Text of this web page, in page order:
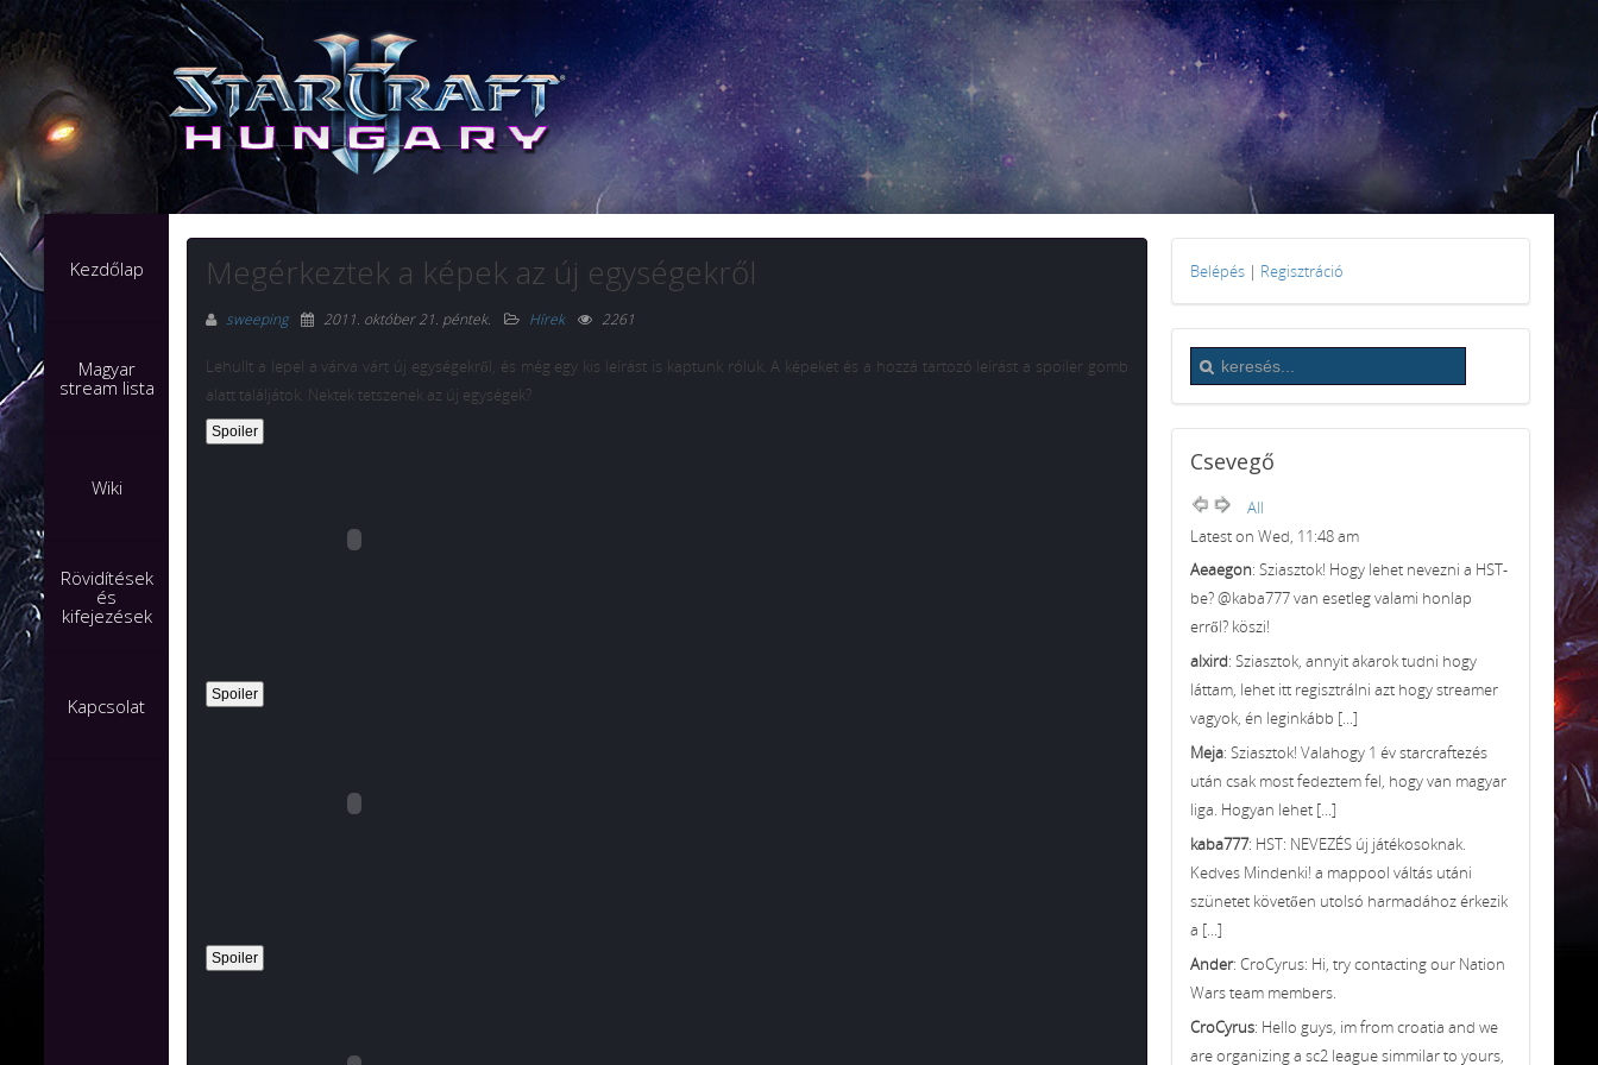
Kezdőlap
Magyar
stream lista
Wiki
Rövidítések
és
kifejezések
Kapcsolat
Megérkeztek a képek az új egységekről
sweeping 2011. október 21. péntek. Hírek 2261
Lehullt a lepel a várva várt új egységekről, és még egy kis leírást is kaptunk róluk. A képeket és a hozzá tartozó leírást a spoiler gomb
alatt találjátok. Nektek tetszenek az új egységek?
Belépés | Regisztráció
Csevegő
All
Latest on Wed, 11:48 am
Aeaegon: Sziasztok! Hogy lehet nevezni a HST-
be? @kaba777 van esetleg valami honlap
erről? köszi!
alxird: Sziasztok, annyit akarok tudni hogy
láttam, lehet itt regisztrálni azt hogy streamer
vagyok, én leginkább [...]
Meja: Sziasztok! Valahogy 1 év starcraftezés
után csak most fedeztem fel, hogy van magyar
liga. Hogyan lehet [...]
kaba777: HST: NEVEZÉS új játékosoknak.
Kedves Mindenki! a mappool váltás utáni
szünetet követően utolsó harmadához érkezik
a [...]
Ander: CroCyrus: Hi, try contacting our Nation
Wars team members.
CroCyrus: Hello guys, im from croatia and we
are organizing a sc2 league simmilar to yours,